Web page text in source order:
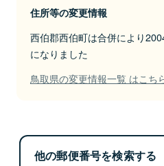
住所等の変更情報
西伯郡西伯町は合併により
になりました
鳥取県の変更情報一覧 はこち
他の郵便番号を検索する